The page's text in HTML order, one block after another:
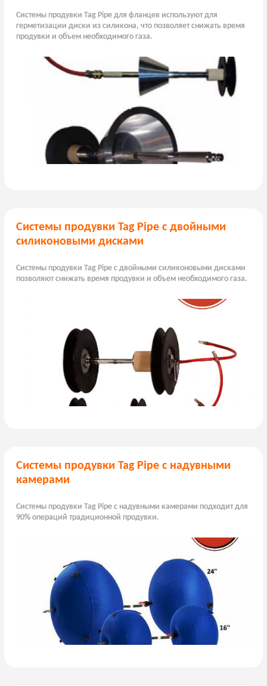
Системы продувки Tag Pipe для фланцев используют для
герметизации диски из силикона, что позволяет снижать время
продувки и объем необходимого газа.
Системы продувки Tag Pipe с двойными
силиконовыми дисками
Системы продувки Tag Pipe с двойными силиконовыми дисками
позволяют снижать время продувки и объем необходимого газа.
Системы продувки Tag Pipe с надувными
камерами
Системы продувки Tag Pipe с надувными камерами подходит для
90% операций традиционной продувки.